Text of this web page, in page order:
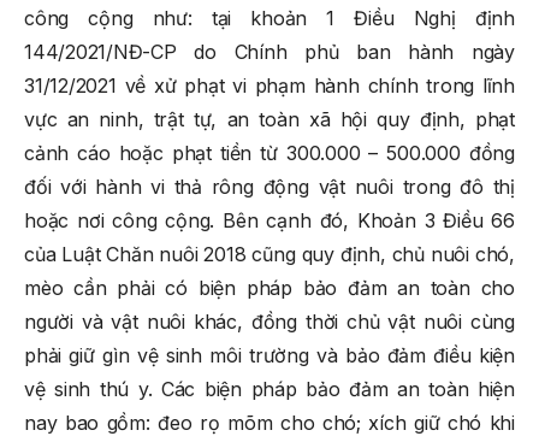
công cộng như: tại khoản 1 Điều Nghị định
144/2021/NĐ-CP do Chính phủ ban hành ngày
31/12/2021 về xử phạt vi phạm hành chính trong lĩnh
vực an ninh, trật tự, an toàn xã hội quy định, phạt
cảnh cáo hoặc phạt tiền từ 300.000 – 500.000 đồng
đối với hành vi thả rông động vật nuôi trong đô thị
hoặc nơi công cộng. Bên cạnh đó, Khoản 3 Điều 66
của Luật Chăn nuôi 2018 cũng quy định, chủ nuôi chó,
mèo cần phải có biện pháp bảo đảm an toàn cho
người và vật nuôi khác, đồng thời chủ vật nuôi cùng
phải giữ gìn vệ sinh môi trường và bảo đảm điều kiện
vệ sinh thú y. Các biện pháp bảo đảm an toàn hiện
nay bao gồm: đeo rọ mõm cho chó; xích giữ chó khi